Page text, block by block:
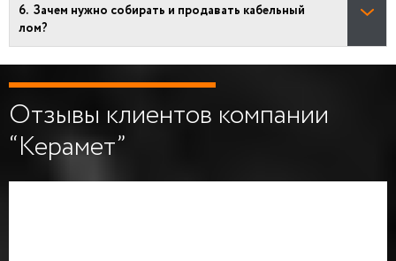
Зачем нужно собирать и продавать кабельный
лом?
Отзывы клиентов компании
“Керамет”